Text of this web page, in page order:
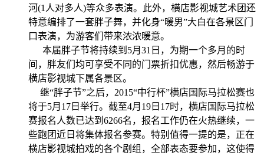
河(1 人对多人)等众多表演。此外，横店影视城艺术团还
特意编排了一套胖子舞，并化身“暖男”大白在各景区门
口表演，为游客们带来浓浓暖意。
本届胖子节将持续到 5月 31 日 ，为期一个多月的时
间，胖友们均可享受不同的门票折扣优惠，然后畅游于
横店影视城下属各景区。
继“胖子节”之后， 2015“中行杯”横店国际马拉松赛也
将于5月 17 日 举行。截至4月 19 日 17时，横店国际马拉松
赛报名人数已达到 6266名，报名工作仍在火热继续，一
些跑团近日将集体报名参赛。特别值得一提的是，正在
横店影视城拍戏的各个剧组，全部表态要参加，这使得